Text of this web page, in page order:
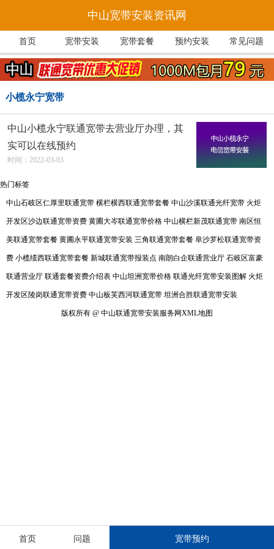
中山宽带安装资讯网
首页 宽带安装 宽带套餐 预约安装 常见问题
小榄永宁宽带
中山小榄永宁联通宽带去营业厅办理，其
实可以在线预约
时间：2022-03-03
热门标签
中山石岐区仁厚里联通宽带 横栏横西联通宽带套餐 中山沙溪联通光纤宽带 火炬
开发区沙边联通宽带资费 黄圃大岑联通宽带价格 中山横栏新茂联通宽带 南区恒
美联通宽带套餐 黄圃永平联通宽带安装 三角联通宽带套餐 阜沙罗松联通宽带资
费 小榄绩西联通宽带套餐 新城联通宽带报装点 南朗白企联通营业厅 石岐区富豪
联通营业厅 联通套餐资费介绍表 中山坦洲宽带价格 联通光纤宽带安装图解 火炬
开发区陵岗联通宽带资费 中山板芙西河联通宽带 坦洲合胜联通宽带安装
版权所有 @ 中山联通宽带安装服务网XML地图
首页 问题 宽带预约